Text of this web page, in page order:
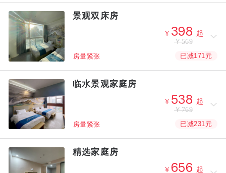
景观双床房
￥ 
起
￥569
房量紧张 已减171元
临水景观家庭房
￥ 
起
￥769
房量紧张 已减231元
精选家庭房
￥  起